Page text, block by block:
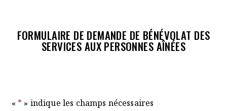
FORMULAIRE DE DEMANDE DE BÉNÉVOLAT DES
SERVICES AUX PERSONNES AÎNÉES
« * » indique les champs nécessaires